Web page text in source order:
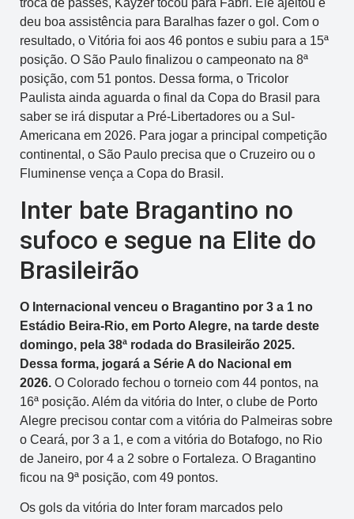
troca de passes, Kayzer tocou para Fabri. Ele ajeitou e
deu boa assistência para Baralhas fazer o gol. Com o
resultado, o Vitória foi aos 46 pontos e subiu para a 15ª
posição. O São Paulo finalizou o campeonato na 8ª
posição, com 51 pontos. Dessa forma, o Tricolor
Paulista ainda aguarda o final da Copa do Brasil para
saber se irá disputar a Pré-Libertadores ou a Sul-
Americana em 2026. Para jogar a principal competição
continental, o São Paulo precisa que o Cruzeiro ou o
Fluminense vença a Copa do Brasil.
Inter bate Bragantino no
sufoco e segue na Elite do
Brasileirão
O Internacional venceu o Bragantino por 3 a 1 no
Estádio Beira-Rio, em Porto Alegre, na tarde deste
domingo, pela 38ª rodada do Brasileirão 2025.
Dessa forma, jogará a Série A do Nacional em
2026. O Colorado fechou o torneio com 44 pontos, na
16ª posição. Além da vitória do Inter, o clube de Porto
Alegre precisou contar com a vitória do Palmeiras sobre
o Ceará, por 3 a 1, e com a vitória do Botafogo, no Rio
de Janeiro, por 4 a 2 sobre o Fortaleza. O Bragantino
ficou na 9ª posição, com 49 pontos.
Os gols da vitória do Inter foram marcados pelo